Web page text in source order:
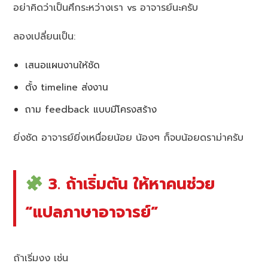
อย่าคิดว่าเป็นศึกระหว่างเรา vs อาจารย์นะครับ
ลองเปลี่ยนเป็น:
เสนอแผนงานให้ชัด
ตั้ง timeline ส่งงาน
ถาม feedback แบบมีโครงสร้าง
ยิ่งชัด อาจารย์ยิ่งเหนื่อยน้อย น้องๆ ก็จบน้อยดราม่าครับ
3. ถ้าเริ่มตัน ให้หาคนช่วย
“แปลภาษาอาจารย์”
ถ้าเริ่มงง เช่น